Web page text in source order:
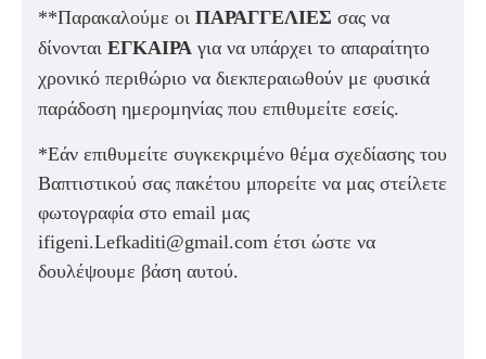
**Παρακαλούμε οι ΠΑΡΑΓΓΕΛΙΕΣ σας να
δίνονται ΕΓΚΑΙΡΑ για να υπάρχει το απαραίτητο
χρονικό περιθώριο να διεκπεραιωθούν με φυσικά
παράδοση ημερομηνίας που επιθυμείτε εσείς.
*Εάν επιθυμείτε συγκεκριμένο θέμα σχεδίασης του
Βαπτιστικού σας πακέτου μπορείτε να μας στείλετε
φωτογραφία στο email μας
ifigeni.Lefkaditi@gmail.com έτσι ώστε να
δουλέψουμε βάση αυτού.